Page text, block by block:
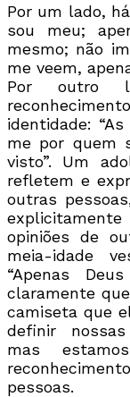
Por um lado,
sou meu;
mesmo; não
me veem,
Por outro
identidade:
me por quem
visto”. Um
refletem e
outras
explicitamente
opiniões de
meia-idade
“Apenas
claramente
camiseta que
definir
mas
pessoas.